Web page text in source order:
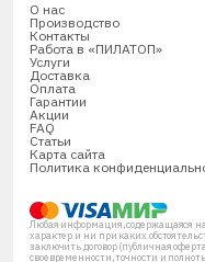
О нас
Производство
Контакты
Работа в «ПИЛАТОП»
Услуги
Доставка
Оплата
Гарантии
Акции
FAQ
Статьи
Карта сайта
Политика
Любая информация, содержащаяся
характер и ни при каких
заключить договор (публичная
своевременности, точности и